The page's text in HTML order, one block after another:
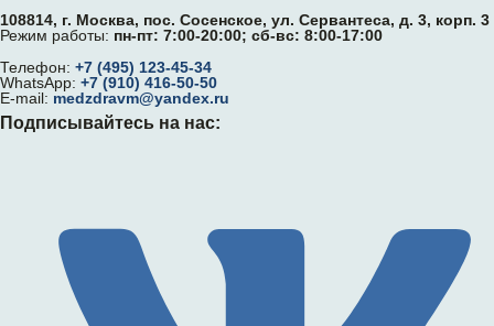
108814, г. Москва, поc. Сосенское, ул. Сервантеса, д. 3, корп. 3
Режим работы: пн-пт: 7:00-20:00; сб-вс: 8:00-17:00
Телефон: +7 (495) 123-45-34
WhatsApp: +7 (910) 416-50-50
E-mail: medzdravm@yandex.ru
Подписывайтесь на нас: